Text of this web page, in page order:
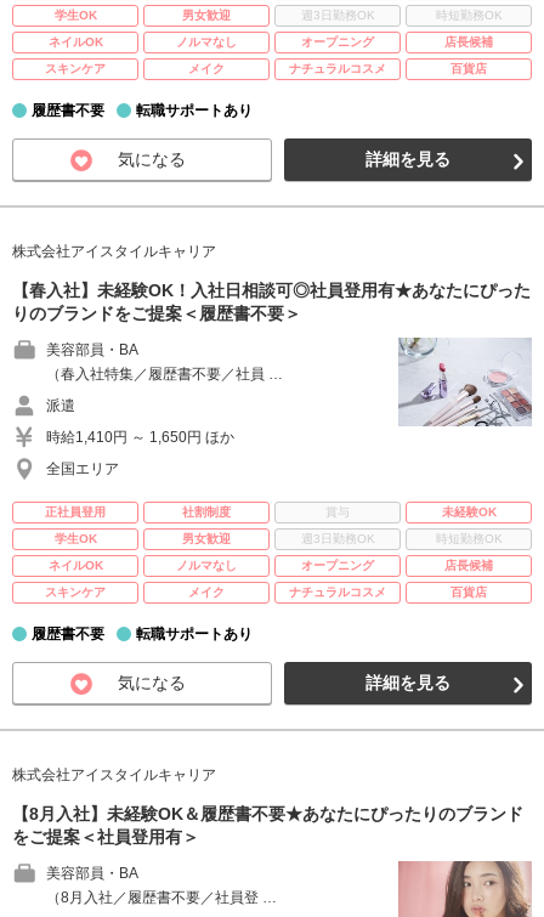
学生OK
男女歓迎 週3日勤務OK
時短勤務OK
ネイルOK
ノルマなし オープニング
店長候補
スキンケア
メイク ナチュラルコスメ 百貨店
履歴書不要 転職サポートあり
気になる 詳細を見る
株式会社アイスタイルキャリア
【春入社】未経験OK！入社日相談可◎社員登用有★あなたにぴった
りのブランドをご提案＜履歴書不要＞
美容部員・BA
（春入社特集／履歴書不要／社員 …
派遣
時給1,410円 ～ 1,650円 ほか
全国エリア
正社員登用 社割制度 賞与
未経験OK
学生OK
男女歓迎 週3日勤務OK
時短勤務OK
ネイルOK
ノルマなし オープニング
店長候補
スキンケア
メイク ナチュラルコスメ 百貨店
履歴書不要 転職サポートあり
気になる 詳細を見る
株式会社アイスタイルキャリア
【8月入社】未経験OK＆履歴書不要★あなたにぴったりのブランド
をご提案＜社員登用有＞
美容部員・BA
（8月入社／履歴書不要／社員登 …